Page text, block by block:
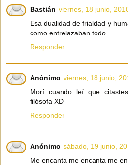
Bastián viernes, 18 junio,
Esa dualidad de frialdad y
como entrelazaban todo.
Responder
Anónimo viernes, 18 junio,
Morí cuando leí que
filósofa XD
Responder
Anónimo sábado, 19 junio,
Me encanta me encanta me